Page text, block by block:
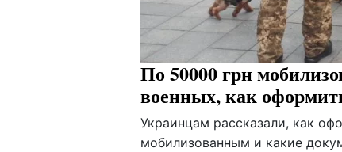
По 50000 грн
военных, как
Украинцам рассказали, как
мобилизованным и какие